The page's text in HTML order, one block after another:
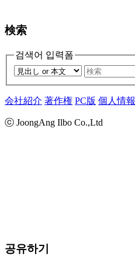
検索
검색어 입력폼
会社紹介 著作権 PC版 個人情報
ⓒ JoongAng Ilbo Co.,Ltd
공유하기